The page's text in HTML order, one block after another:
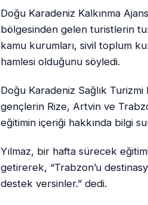
Doğu Karadeniz Kalkınma
bölgesinden gelen turistlerin
kamu kurumları, sivil toplum
hamlesi olduğunu söyledi.
Doğu Karadeniz Sağlık
gençlerin Rize, Artvin ve
eğitimin içeriği hakkında bilgi
Yılmaz, bir hafta sürecek
getirerek, “Trabzon’u
destek versinler.” dedi.